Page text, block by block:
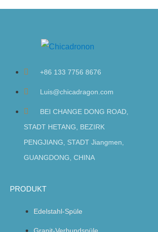
+86 133 7756 8676
Luis@chicadragon.com
BEI CHANGE DONG ROAD,
STADT HETANG, BEZIRK
PENGJIANG, STADT Jiangmen,
GUANGDONG, CHINA
PRODUKT
Edelstahl-Spüle
Granit-Verbundspüle